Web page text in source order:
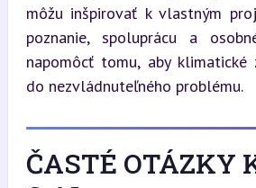
môžu inšpirovať k vlastným
poznanie, spoluprácu a
napomôcť tomu, aby klimatické
do nezvládnuteľného problému.
ČASTÉ OTÁZKY